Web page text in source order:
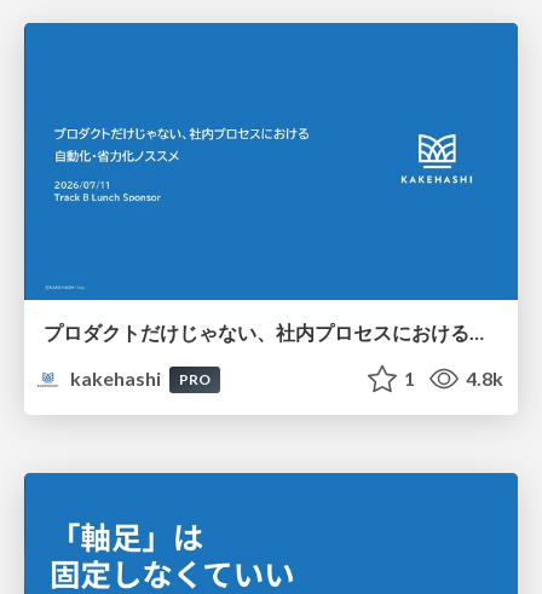
プロダクトだけじゃない、社内プロセスにおける自動化・省力化ノススメ
kakehashi
PRO 1 4.8k